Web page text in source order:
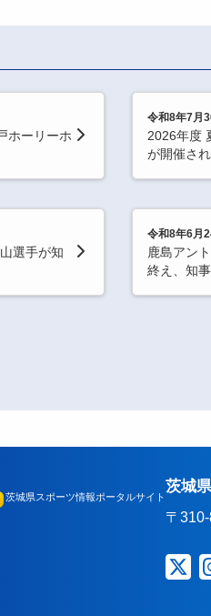
ホーリーホ
令和8年7月
2026年度
が開催さ
選手が知
令和8年6月
鹿島アン
終え、知
茨城県スポーツ情報ポータルサイト
茨城
〒